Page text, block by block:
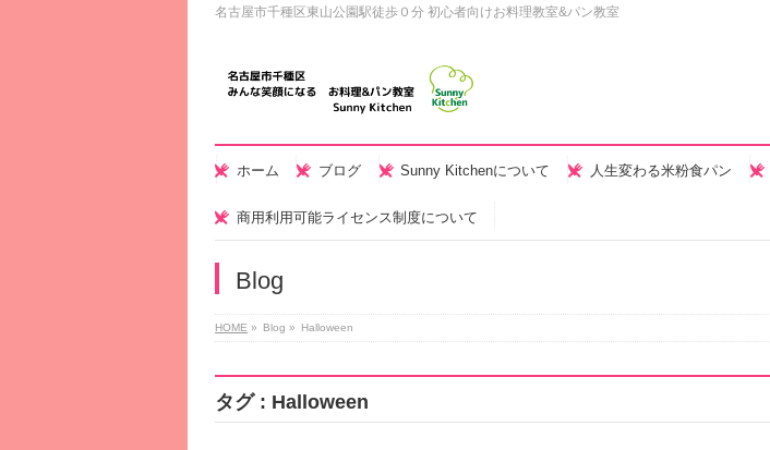
名古屋市千種区東山公園駅徒歩０分 初心者向けお料理教室&パン教室
ホーム ブログ Sunny Kitchenについて 人生変わる米粉食パン
商用利用可能ライセンス制度について
Blog
HOME » Blog » Halloween
タグ : Halloween